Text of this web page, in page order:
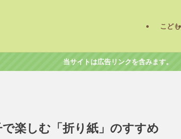
こども
当サイトは広告リンクを含みます。
楽しむ「折り紙」のすすめ